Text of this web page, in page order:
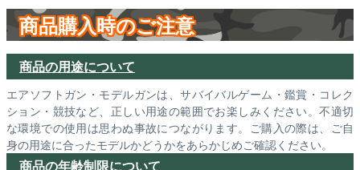
商品購入時のご注意
商品の用途について
エアソフトガン・モデルガンは、サバイバルゲーム・鑑賞・コレク
ション・競技など、正しい用途の範囲でお楽しみください。不適切
な環境での使用は思わぬ事故につながります。ご購入の際は、ご自
身の用途に合ったモデルかどうかをあらかじめご確認ください。
商品の年齢制限について